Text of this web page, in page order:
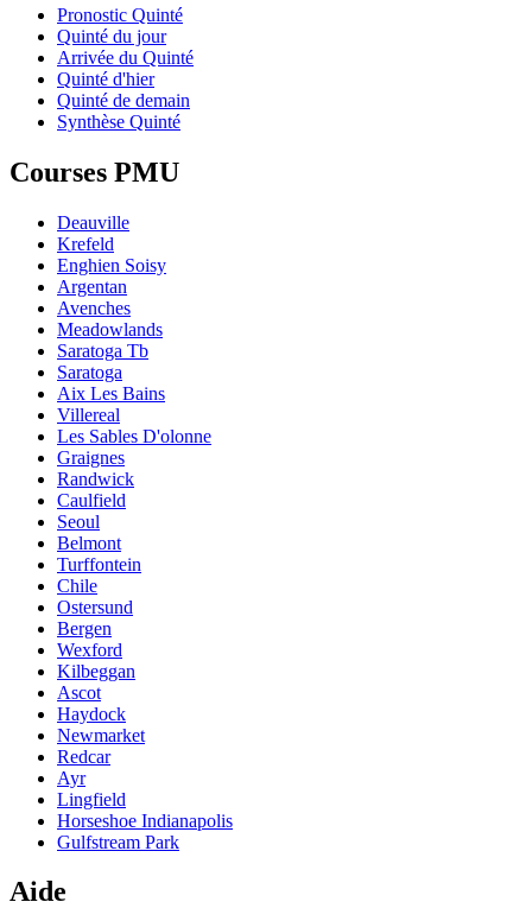
Pronostic Quinté
Quinté du jour
Arrivée du Quinté
Quinté d'hier
Quinté de demain
Synthèse Quinté
Courses PMU
Deauville
Krefeld
Enghien Soisy
Argentan
Avenches
Meadowlands
Saratoga Tb
Saratoga
Aix Les Bains
Villereal
Les Sables D'olonne
Graignes
Randwick
Caulfield
Seoul
Belmont
Turffontein
Chile
Ostersund
Bergen
Wexford
Kilbeggan
Ascot
Haydock
Newmarket
Redcar
Ayr
Lingfield
Horseshoe Indianapolis
Gulfstream Park
Aide